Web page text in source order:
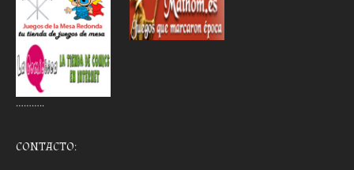
………..
CONTACTO: